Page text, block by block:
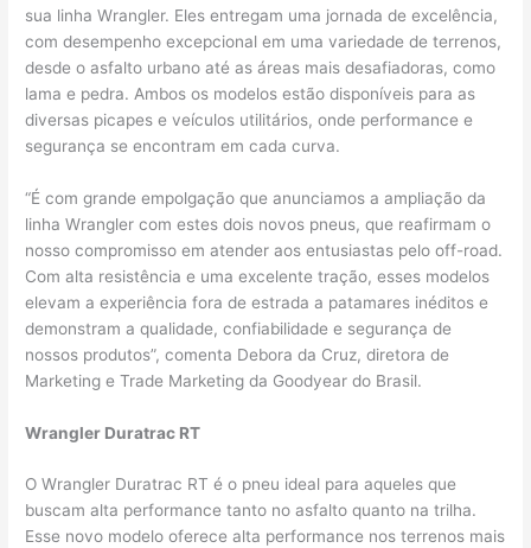
sua linha Wrangler. Eles entregam uma jornada de excelência,
com desempenho excepcional em uma variedade de terrenos,
desde o asfalto urbano até as áreas mais desafiadoras, como
lama e pedra. Ambos os modelos estão disponíveis para as
diversas picapes e veículos utilitários, onde performance e
segurança se encontram em cada curva.
“É com grande empolgação que anunciamos a ampliação da
linha Wrangler com estes dois novos pneus, que reafirmam o
nosso compromisso em atender aos entusiastas pelo off-road.
Com alta resistência e uma excelente tração, esses modelos
elevam a experiência fora de estrada a patamares inéditos e
demonstram a qualidade, confiabilidade e segurança de
nossos produtos”, comenta Debora da Cruz, diretora de
Marketing e Trade Marketing da Goodyear do Brasil.
Wrangler Duratrac RT
O Wrangler Duratrac RT é o pneu ideal para aqueles que
buscam alta performance tanto no asfalto quanto na trilha.
Esse novo modelo oferece alta performance nos terrenos mais